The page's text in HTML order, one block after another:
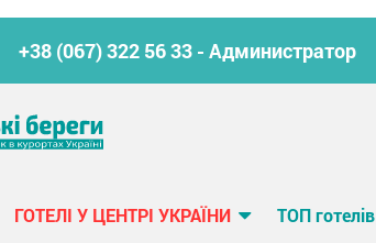
+38 (067) 322 56 33 - Администратор
ГОТЕЛІ У ЦЕНТРІ УКРАЇНИ ТОП готелів